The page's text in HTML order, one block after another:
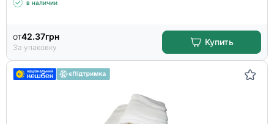
в наличии
от42.37грн
За упаковку
Купить